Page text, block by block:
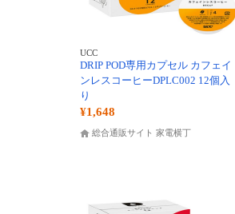
UCC
DRIP POD専用カプセル カフェイ
ンレスコーヒーDPLC002 12個入
り
¥1,648
総合通販サイト 家電横丁